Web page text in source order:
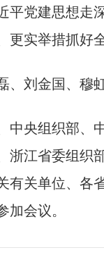
平党建思想走
实举措抓好
刘金国、穆虹
央组织部、
浙江省委组织
有关单位、各
加会议。